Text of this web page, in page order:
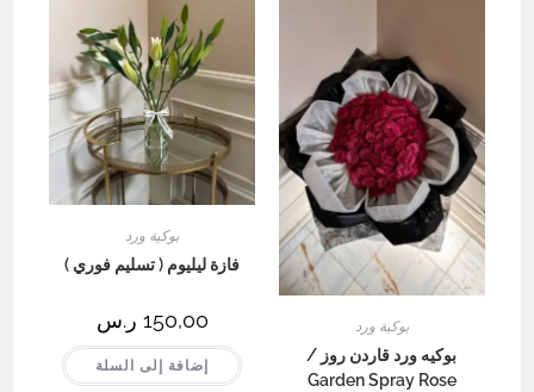
بوكية ورد
بوكيه ورد قاردن روز /
Garden Spray Rose
بوكية ورد
فازة ليليوم ( تسليم فوري )
150,00 ر.س
إضافة إلى السلة